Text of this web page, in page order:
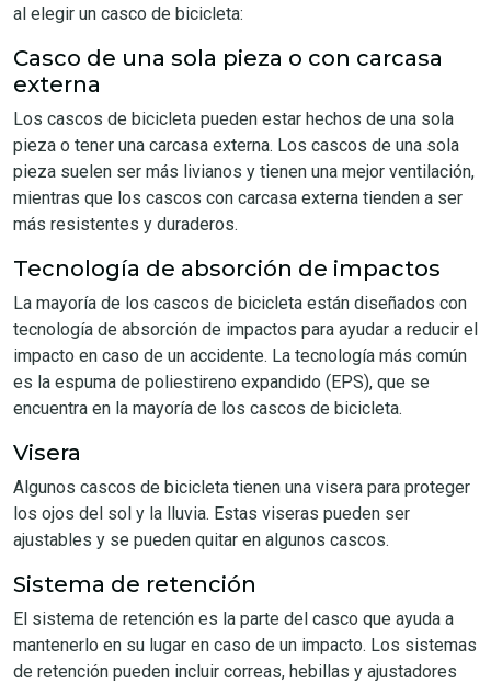
al elegir un casco de bicicleta:
Casco de una sola pieza o con carcasa
externa
Los cascos de bicicleta pueden estar hechos de una sola
pieza o tener una carcasa externa. Los cascos de una sola
pieza suelen ser más livianos y tienen una mejor ventilación,
mientras que los cascos con carcasa externa tienden a ser
más resistentes y duraderos.
Tecnología de absorción de impactos
La mayoría de los cascos de bicicleta están diseñados con
tecnología de absorción de impactos para ayudar a reducir el
impacto en caso de un accidente. La tecnología más común
es la espuma de poliestireno expandido (EPS), que se
encuentra en la mayoría de los cascos de bicicleta.
Visera
Algunos cascos de bicicleta tienen una visera para proteger
los ojos del sol y la lluvia. Estas viseras pueden ser
ajustables y se pueden quitar en algunos cascos.
Sistema de retención
El sistema de retención es la parte del casco que ayuda a
mantenerlo en su lugar en caso de un impacto. Los sistemas
de retención pueden incluir correas, hebillas y ajustadores